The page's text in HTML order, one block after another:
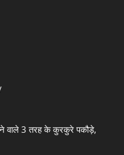
वाले 3 तरह के कुरकुरे पकौड़े,